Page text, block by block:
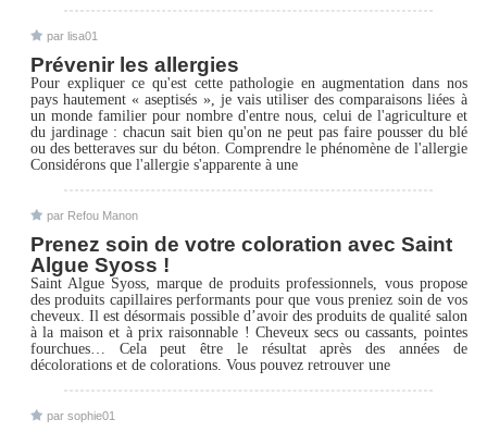
par lisa01
Prévenir les allergies
Pour expliquer ce qu'est cette pathologie en augmentation dans nos
pays hautement « aseptisés », je vais utiliser des comparaisons liées à
un monde familier pour nombre d'entre nous, celui de l'agriculture et
du jardinage : chacun sait bien qu'on ne peut pas faire pousser du blé
ou des betteraves sur du béton. Comprendre le phénomène de l'allergie
Considérons que l'allergie s'apparente à une
par Refou Manon
Prenez soin de votre coloration avec Saint
Algue Syoss !
Saint Algue Syoss, marque de produits professionnels, vous propose
des produits capillaires performants pour que vous preniez soin de vos
cheveux. Il est désormais possible d’avoir des produits de qualité salon
à la maison et à prix raisonnable ! Cheveux secs ou cassants, pointes
fourchues… Cela peut être le résultat après des années de
décolorations et de colorations. Vous pouvez retrouver une
par sophie01